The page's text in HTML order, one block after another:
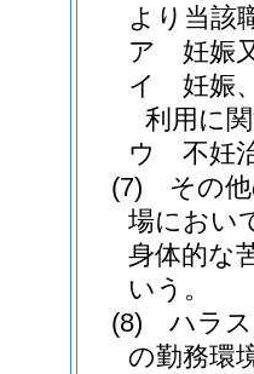
より当該
ア
妊娠
イ
妊娠
利用に
ウ
不妊
(7)
その
場におい
身体的な
いう。
(8)
ハラ
の勤務環